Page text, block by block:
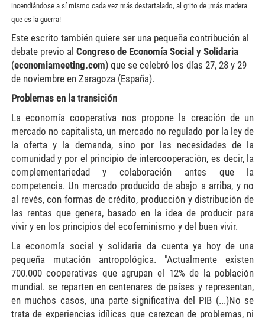
incendiándose a sí mismo cada vez más destartalado, al grito de ¡más madera
que es la guerra!
Este escrito también quiere ser una pequeña contribución al
debate previo al Congreso de Economía Social y Solidaria
(economiameeting.com) que se celebró los días 27, 28 y 29
de noviembre en Zaragoza (España).
Problemas en la transición
La economía cooperativa nos propone la creación de un
mercado no capitalista, un mercado no regulado por la ley de
la oferta y la demanda, sino por las necesidades de la
comunidad y por el principio de intercooperación, es decir, la
complementariedad y colaboración antes que la
competencia. Un mercado producido de abajo a arriba, y no
al revés, con formas de crédito, producción y distribución de
las rentas que genera, basado en la idea de producir para
vivir y en los principios del ecofeminismo y del buen vivir.
La economía social y solidaria da cuenta ya hoy de una
pequeña mutación antropológica. "Actualmente existen
700.000 cooperativas que agrupan el 12% de la población
mundial. se reparten en centenares de países y representan,
en muchos casos, una parte significativa del PIB (...)No se
trata de experiencias idílicas que carezcan de problemas, ni